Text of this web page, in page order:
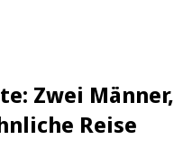
Zwei Männer,
Reise